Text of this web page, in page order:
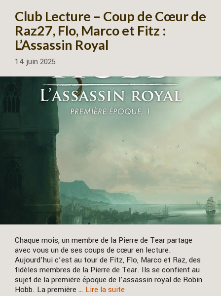
Club Lecture – Coup de Cœur de
Raz27, Flo, Marco et Fitz :
L’Assassin Royal
14 juin 2025
Chaque mois, un membre de la Pierre de Tear partage
avec vous un de ses coups de cœur en lecture.
Aujourd’hui c’est au tour de Fitz, Flo, Marco et Raz, des
fidèles membres de la Pierre de Tear. Ils se confient au
sujet de la première époque de l’assassin royal de Robin
Hobb. La première … Lire la suite